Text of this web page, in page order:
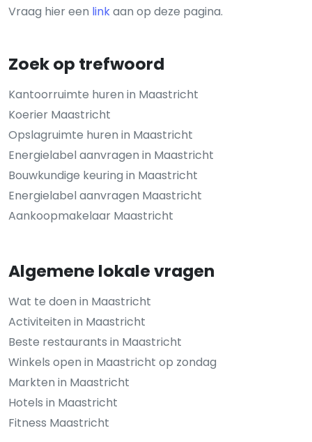
Vraag hier een linkaan op deze pagina.
Zoek op trefwoord
Kantoorruimte huren in Maastricht
Koerier Maastricht
Opslagruimte huren in Maastricht
Energielabel aanvragen in Maastricht
Bouwkundige keuring in Maastricht
Energielabel aanvragen Maastricht
Aankoopmakelaar Maastricht
Algemene lokale vragen
Wat te doen in Maastricht
Activiteiten in Maastricht
Beste restaurants in Maastricht
Winkels open in Maastricht op zondag
Markten in Maastricht
Hotels in Maastricht
Fitness Maastricht